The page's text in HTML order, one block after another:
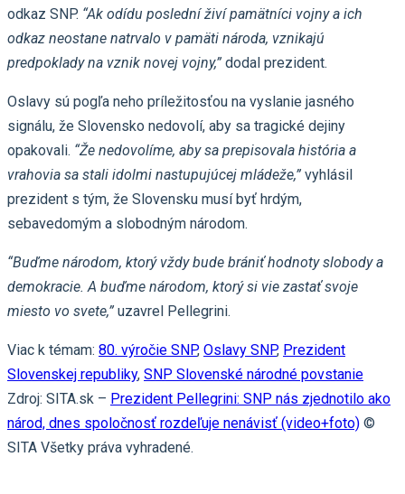
odkaz SNP. “Ak odídu poslední živí pamätníci vojny a ich
odkaz neostane natrvalo v pamäti národa, vznikajú
predpoklady na vznik novej vojny,” dodal prezident.
Oslavy sú pogľa neho príležitosťou na vyslanie jasného
signálu, že Slovensko nedovolí, aby sa tragické dejiny
opakovali. “Že nedovolíme, aby sa prepisovala história a
vrahovia sa stali idolmi nastupujúcej mládeže,” vyhlásil
prezident s tým, že Slovensku musí byť hrdým,
sebavedomým a slobodným národom.
“Buďme národom, ktorý vždy bude brániť hodnoty slobody a
demokracie. A buďme národom, ktorý si vie zastať svoje
miesto vo svete,” uzavrel Pellegrini.
Viac k témam: 80. výročie SNP, Oslavy SNP, Prezident
Slovenskej republiky, SNP Slovenské národné povstanie
Zdroj: SITA.sk – Prezident Pellegrini: SNP nás zjednotilo ako
národ, dnes spoločnosť rozdeľuje nenávisť (video+foto) ©
SITA Všetky práva vyhradené.